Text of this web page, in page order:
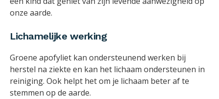
onze aarde.
Lichamelijke werking
Groene apofyliet kan ondersteunend werken bij
herstel na ziekte en kan het lichaam ondersteunen in
reiniging. Ook helpt het om je lichaam beter af te
stemmen op de aarde.